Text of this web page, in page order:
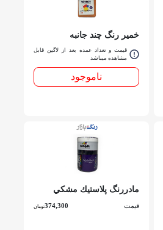
خمير رنگ چند جانبه
ساختماني گل ماش الوان 60
سي سي
قیمت و تعداد عمده بعد از لاگین قابل
مشاهده میباشد
ناموجود
مادررنگ پلاستيك مشكي
قیمت 374,300تومان